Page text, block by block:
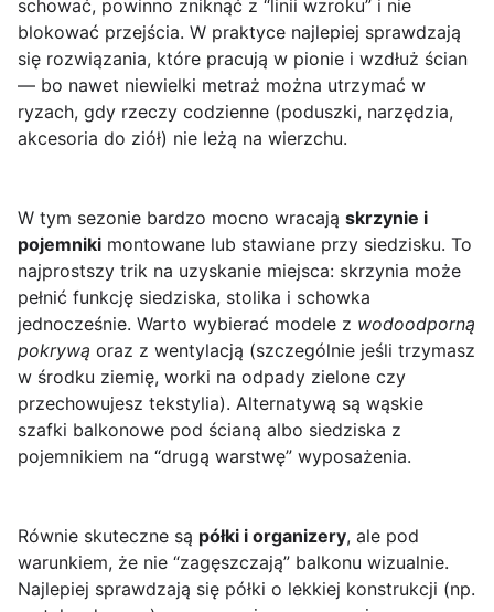
schować, powinno zniknąć z “linii wzroku” i nie
blokować przejścia. W praktyce najlepiej sprawdzają
się rozwiązania, które pracują w pionie i wzdłuż ścian
— bo nawet niewielki metraż można utrzymać w
ryzach, gdy rzeczy codzienne (poduszki, narzędzia,
akcesoria do ziół) nie leżą na wierzchu.
W tym sezonie bardzo mocno wracają skrzynie i
pojemniki montowane lub stawiane przy siedzisku. To
najprostszy trik na uzyskanie miejsca: skrzynia może
pełnić funkcję siedziska, stolika i schowka
jednocześnie. Warto wybierać modele z wodoodporną
pokrywą oraz z wentylacją (szczególnie jeśli trzymasz
w środku ziemię, worki na odpady zielone czy
przechowujesz tekstylia). Alternatywą są wąskie
szafki balkonowe pod ścianą albo siedziska z
pojemnikiem na “drugą warstwę” wyposażenia.
Równie skuteczne są półki i organizery, ale pod
warunkiem, że nie “zagęszczają” balkonu wizualnie.
Najlepiej sprawdzają się półki o lekkiej konstrukcji (np.